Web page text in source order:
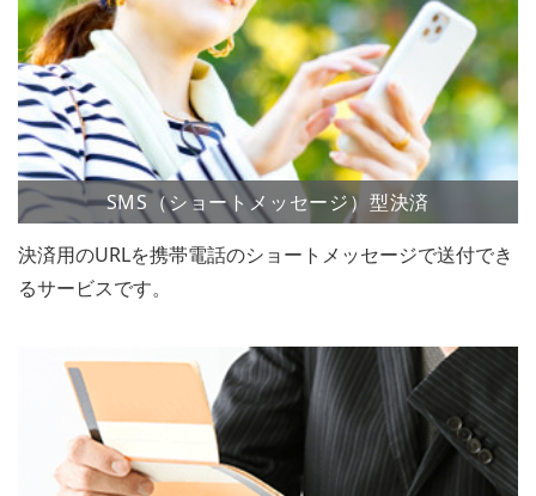
SMS（ショートメッセージ）型決済
決済用のURLを携帯電話のショートメッセージで送付でき
るサービスです。